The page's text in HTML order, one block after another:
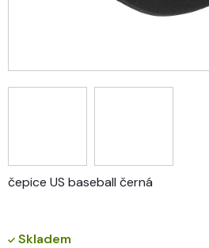
čepice US baseball černá
Skladem